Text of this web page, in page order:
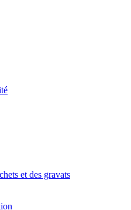
et des gravats